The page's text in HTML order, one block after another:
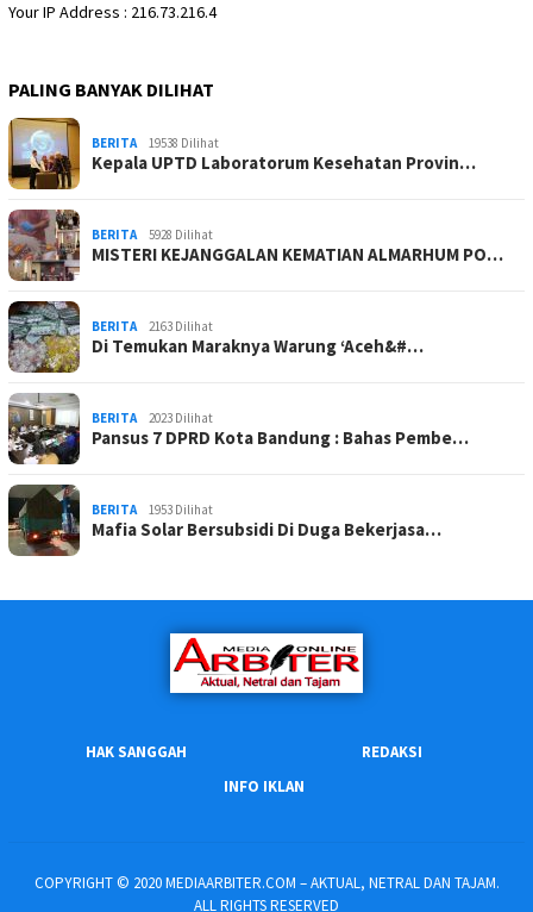
Your IP Address : 216.73.216.4
PALING BANYAK DILIHAT
BERITA 19538 Dilihat
Kepala UPTD Laboratorum Kesehatan Provin…
BERITA 5928 Dilihat
MISTERI KEJANGGALAN KEMATIAN ALMARHUM PO…
BERITA 2163 Dilihat
Di Temukan Maraknya Warung ‘Aceh&#…
BERITA 2023 Dilihat
Pansus 7 DPRD Kota Bandung : Bahas Pembe…
BERITA 1953 Dilihat
Mafia Solar Bersubsidi Di Duga Bekerjasa…
HAK SANGGAH
REDAKSI
INFO IKLAN
COPYRIGHT © 2020 MEDIAARBITER.COM – AKTUAL, NETRAL DAN TAJAM.
ALL RIGHTS RESERVED